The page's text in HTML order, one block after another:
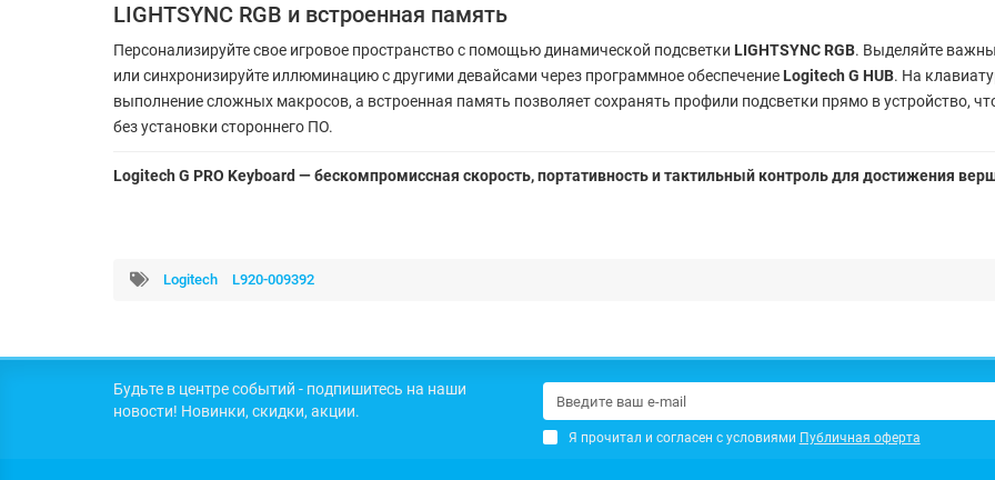
LIGHTSYNC RGB и встроенная память
Персонализируйте свое игровое пространство с помощью динамической подсветки LIGHTSYNC RGB. Выделяйте
или синхронизируйте иллюминацию с другими девайсами через программное обеспечение Logitech G HUB. На
выполнение сложных макросов, а встроенная память позволяет сохранять профили подсветки прямо в устройство,
без установки стороннего ПО.
Logitech G PRO Keyboard — бескомпромиссная скорость, портативность и тактильный контроль для достижения
Logitech L920-009392
Будьте в центре событий - подпишитесь на наши
новости! Новинки, скидки, акции.
Я прочитал и согласен с условиями Публичная оферта